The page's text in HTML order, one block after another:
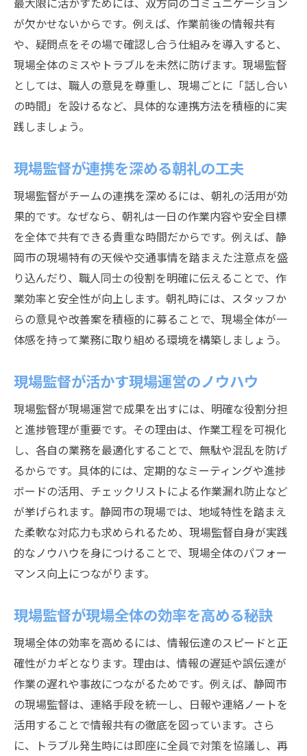
が欠かせないからです。例えば、作業前後の情報共有
や、疑問点をその場で確認し合う仕組みを導入すると、
現場全体のミスやトラブルを未然に防げます。現場監督
としては、職人の意見を尊重し、現場ごとに「話し合い
の時間」を設けるなど、具体的な連携方法を積極的に実
践しましょう。
現場監督が連携を深める朝礼の工夫
現場監督がチームの連携を深めるには、朝礼の活用が効
果的です。なぜなら、朝礼は一日の作業内容や安全目標
を全体で共有できる貴重な時間だからです。例えば、静
岡市の現場特有の天候や交通事情を踏まえた注意点を盛
り込んだり、職人同士の役割を明確に伝えることで、作
業効率と安全性が向上します。朝礼時には、スタッフか
らの意見や改善案を積極的に募ることで、現場全体が一
体感を持って業務に取り組める環境を構築しましょう。
現場監督が活かす現場運営のノウハウ
現場監督が現場運営で成果を出すには、明確な役割分担
と進捗管理が重要です。その理由は、作業工程を可視化
し、各自の業務を最適化することで、無駄や混乱を防げ
るからです。具体的には、定期的なミーティングや進捗
ボードの活用、チェックリストによる作業漏れ防止など
が挙げられます。静岡市の現場では、地域特性を踏まえ
た柔軟な対応力も求められるため、現場監督自身が実践
的なノウハウを身につけることで、現場全体のパフォー
マンス向上につながります。
現場監督が現場全体の効率を高める秘訣
現場全体の効率を高めるには、情報伝達のスピードと正
確性がカギとなります。理由は、情報の遅延や誤伝達が
作業の遅れや事故につながるためです。例えば、静岡市
の現場監督は、連絡手段を統一し、日報や連絡ノートを
活用することで情報共有の徹底を図っています。さら
に、トラブル発生時には即座に全員で対策を協議し、再